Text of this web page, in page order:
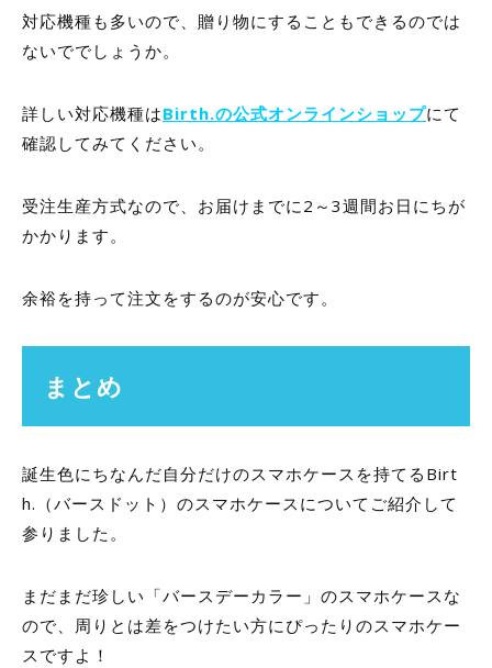
対応機種も多いので、贈り物にすることもできるのでは
ないででしょうか。
詳しい対応機種はBirth.の公式オンラインショップにて
確認してみてください。
受注生産方式なので、お届けまでに2 ～ 3週間お日にちが
かかります。
余裕を持って注文をするのが安心です。
まとめ
誕生色にちなんだ自分だけのスマホケースを持てる Birt
h. （バースドット）のスマホケースについてご紹介して
参りました。
まだまだ珍しい「バースデーカラー」のスマホケースな
ので、周りとは差をつけたい方にぴったりのスマホケー
スですよ！